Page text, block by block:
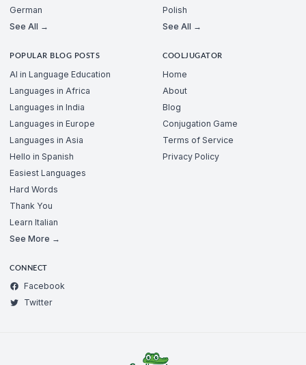
German
See All →
Polish
See All →
POPULAR BLOG POSTS
AI in Language Education
Languages in Africa
Languages in India
Languages in Europe
Languages in Asia
Hello in Spanish
Easiest Languages
Hard Words
Thank You
Learn Italian
See More →
COOLJUGATOR
Home
About
Blog
Conjugation Game
Terms of Service
Privacy Policy
CONNECT
Facebook
Twitter